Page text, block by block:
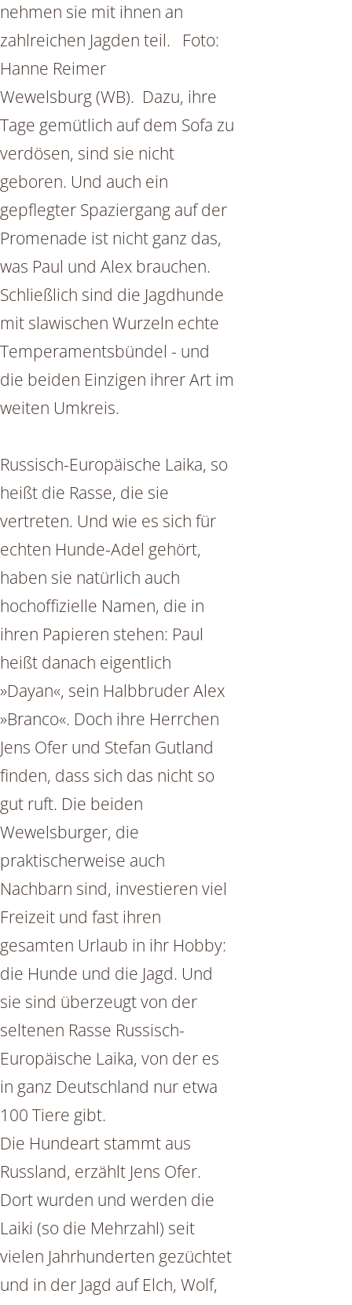
nehmen sie mit ihnen an
zahlreichen Jagden teil. Foto:
Hanne Reimer
Wewelsburg (WB). Dazu, ihre
Tage gemütlich auf dem Sofa zu
verdösen, sind sie nicht
geboren. Und auch ein
gepflegter Spaziergang auf der
Promenade ist nicht ganz das,
was Paul und Alex brauchen.
Schließlich sind die Jagdhunde
mit slawischen Wurzeln echte
Temperamentsbündel - und
die beiden Einzigen ihrer Art im
weiten Umkreis.
Russisch-Europäische Laika, so
heißt die Rasse, die sie
vertreten. Und wie es sich für
echten Hunde-Adel gehört,
haben sie natürlich auch
hochoffizielle Namen, die in
ihren Papieren stehen: Paul
heißt danach eigentlich
»Dayan«, sein Halbbruder Alex
»Branco«. Doch ihre Herrchen
Jens Ofer und Stefan Gutland
finden, dass sich das nicht so
gut ruft. Die beiden
Wewelsburger, die
praktischerweise auch
Nachbarn sind, investieren viel
Freizeit und fast ihren
gesamten Urlaub in ihr Hobby:
die Hunde und die Jagd. Und
sie sind überzeugt von der
seltenen Rasse Russisch-
Europäische Laika, von der es
in ganz Deutschland nur etwa
100 Tiere gibt.
Die Hundeart stammt aus
Russland, erzählt Jens Ofer.
Dort wurden und werden die
Laiki (so die Mehrzahl) seit
vielen Jahrhunderten gezüchtet
und in der Jagd auf Elch, Wolf,